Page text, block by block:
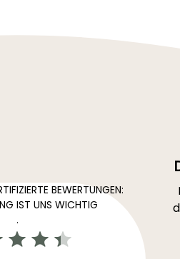
BEWERTUNGEN:
IST UNS WICHTIG
.